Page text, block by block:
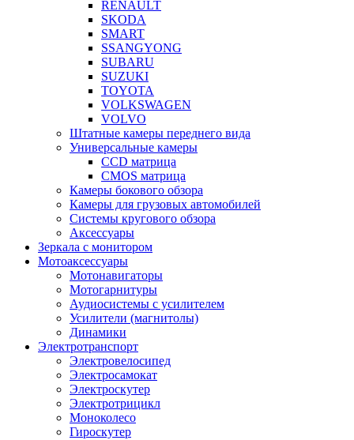
RENAULT
SKODA
SMART
SSANGYONG
SUBARU
SUZUKI
TOYOTA
VOLKSWAGEN
VOLVO
Штатные камеры переднего вида
Универсальные камеры
CCD матрица
CMOS матрица
Камеры бокового обзора
Камеры для грузовых автомобилей
Системы кругового обзора
Аксессуары
Зеркала с монитором
Мотоаксессуары
Мотонавигаторы
Мотогарнитуры
Аудиосистемы с усилителем
Усилители (магнитолы)
Динамики
Электротранспорт
Электровелосипед
Электросамокат
Электроскутер
Электротрицикл
Моноколесо
Гироскутер